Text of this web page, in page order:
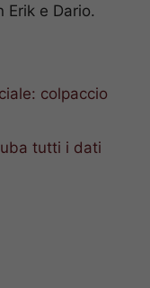
Erik e Dario.
colpaccio
tutti i dati